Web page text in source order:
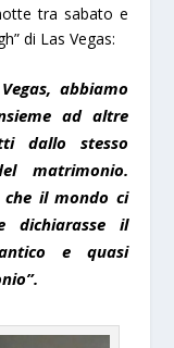
tra sabato e
di Las Vegas:
abbiamo
ad altre
dallo stesso
matrimonio.
che il mondo ci
dichiarasse il
e quasi